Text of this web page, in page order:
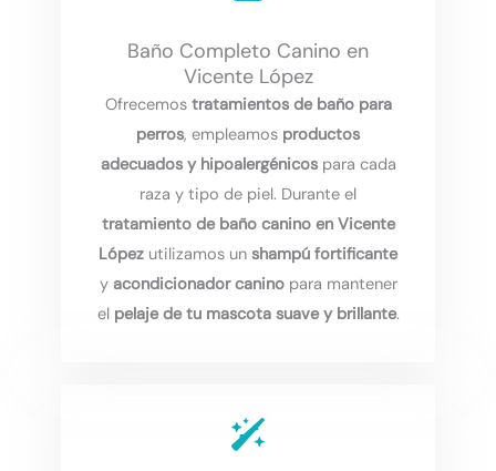
Baño Completo Canino en
Vicente López
Ofrecemos tratamientos de baño para
perros, empleamos productos
adecuados y hipoalergénicospara cada
raza y tipo de piel. Durante el
tratamiento de baño canino en Vicente
López utilizamos un shampú fortificante
y acondicionador caninopara mantener
el pelaje de tu mascota suave y brillante.